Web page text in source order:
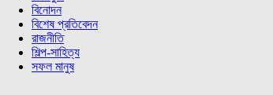
বিনোদন
বিশেষ প্রতিবেদন
রাজনীতি
শিল্প-সাহিত্য
সফল মানুষ